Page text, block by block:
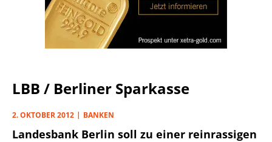
LBB / Berliner Sparkasse
2. OKTOBER 2012 BANKEN
Landesbank Berlin soll zu einer reinrassigen